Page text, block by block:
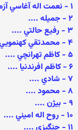
۱ - نعمت اله آغاسي آزموده .... فراش باشي
۲ - جميله ....
۳ - رفيع حالتي ....
۴ - محمدتقي كهنمويي ....
۵ - كاظم تهرانچي ....
۶ - كاظم افرندنيا ....
۷ - شادي ....
۸ - محمود ....
۹ - بيژن ....
۱۰ - روح اله اميني ....